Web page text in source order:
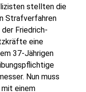
stellten die
Strafverfahren
Friedrich-
eine
37-Jährigen
Nun muss
einem